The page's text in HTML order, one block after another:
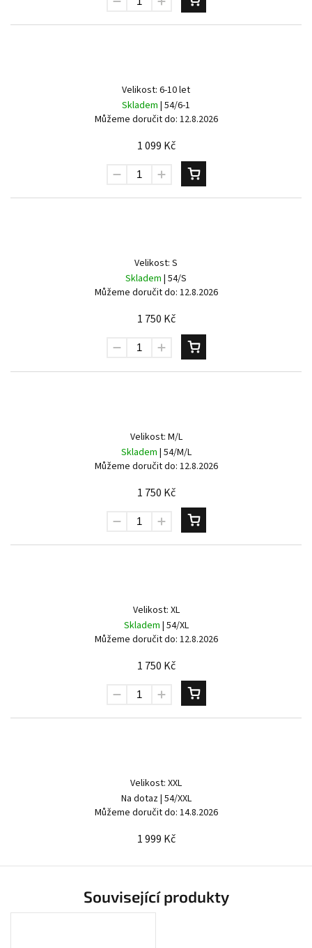
Velikost: 6-10 let
Skladem | 54/6-1
Můžeme doručit do: 12.8.2026
1 099 Kč
Velikost: S
Skladem | 54/S
Můžeme doručit do: 12.8.2026
1 750 Kč
Velikost: M/L
Skladem | 54/M/L
Můžeme doručit do: 12.8.2026
1 750 Kč
Velikost: XL
Skladem | 54/XL
Můžeme doručit do: 12.8.2026
1 750 Kč
Velikost: XXL
Na dotaz| 54/XXL
Můžeme doručit do: 14.8.2026
1 999 Kč
Související produkty